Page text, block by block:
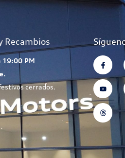
Recambios
19:00 PM
cerrados.